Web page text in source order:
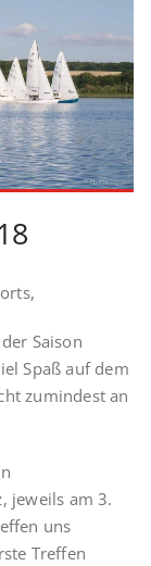
Saison
Spaß auf dem
zumindest an
jeweils am 3.
uns
Treffen